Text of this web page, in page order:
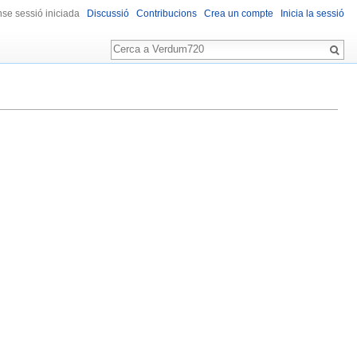
sessió iniciada Discussió Contribucions Crea un compte Inicia la sessió
Cerca